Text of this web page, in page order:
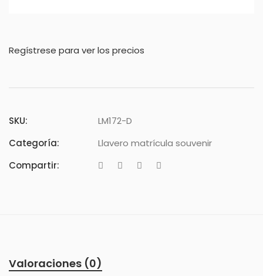
Regístrese para ver los precios
SKU:
LM172-D
Categoría:
Llavero matrícula souvenir
Compartir:
Valoraciones (0)